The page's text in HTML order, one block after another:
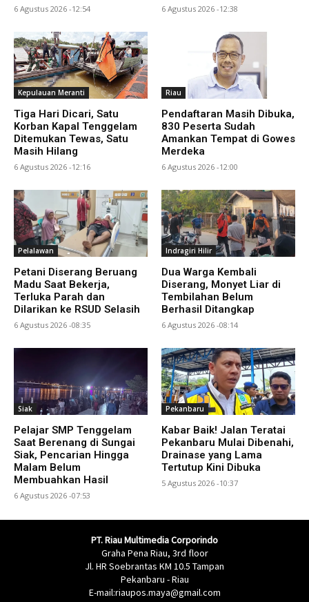
6 Agustus 2026 -12:54 6 Agustus 2026 -12:38
Kepulauan Meranti
Tiga Hari Dicari, Satu
Korban Kapal Tenggelam
Ditemukan Tewas, Satu
Masih Hilang
6 Agustus 2026 -12:16
Riau
Pendaftaran Masih Dibuka,
830 Peserta Sudah
Amankan Tempat di Gowes
Merdeka
6 Agustus 2026 -12:00
Pelalawan
Petani Diserang Beruang
Madu Saat Bekerja,
Terluka Parah dan
Dilarikan ke RSUD Selasih
6 Agustus 2026 -08:35
Indragiri Hilir
Dua Warga Kembali
Diserang, Monyet Liar di
Tembilahan Belum
Berhasil Ditangkap
6 Agustus 2026 -08:14
Siak
Pelajar SMP Tenggelam
Saat Berenang di Sungai
Siak, Pencarian Hingga
Malam Belum
Membuahkan Hasil
6 Agustus 2026 -07:53
Pekanbaru
Kabar Baik! Jalan Teratai
Pekanbaru Mulai Dibenahi,
Drainase yang Lama
Tertutup Kini Dibuka
5 Agustus 2026 -10:37
PT. Riau Multimedia Corporindo
Graha Pena Riau, 3rd floor
Jl. HR Soebrantas KM 10.5 Tampan
Pekanbaru - Riau
E-mail:riaupos.maya@gmail.com